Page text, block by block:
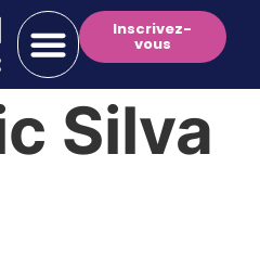
Inscrivez-
vous
Silva